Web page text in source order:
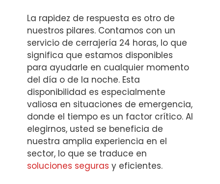
La rapidez de respuesta es otro de
nuestros pilares. Contamos con un
servicio de cerrajería 24 horas, lo que
significa que estamos disponibles
para ayudarle en cualquier momento
del día o de la noche. Esta
disponibilidad es especialmente
valiosa en situaciones de emergencia,
donde el tiempo es un factor crítico. Al
elegirnos, usted se beneficia de
nuestra amplia experiencia en el
sector, lo que se traduce en
soluciones seguras y eficientes.